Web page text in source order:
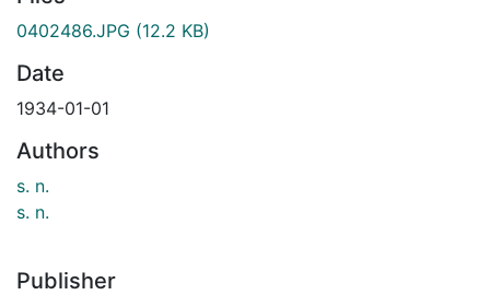
0402486.JPG (12.2 KB)
Date
1934-01-01
Authors
s. n.
s. n.
Publisher